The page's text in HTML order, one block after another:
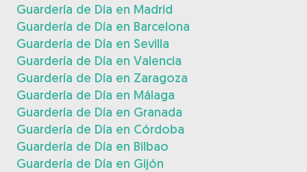
Guardería de Día en Madrid
Guardería de Día en Barcelona
Guardería de Día en Sevilla
Guardería de Día en Valencia
Guardería de Día en Zaragoza
Guardería de Día en Málaga
Guardería de Día en Granada
Guardería de Día en Córdoba
Guardería de Día en Bilbao
Guardería de Día en Gijón